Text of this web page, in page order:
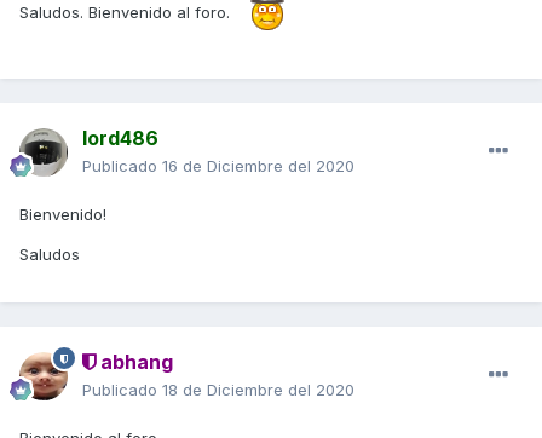
Saludos. Bienvenido al foro.
lord486
Publicado 16 de Diciembre del 2020
Bienvenido!
Saludos
abhang
Publicado 18 de Diciembre del 2020